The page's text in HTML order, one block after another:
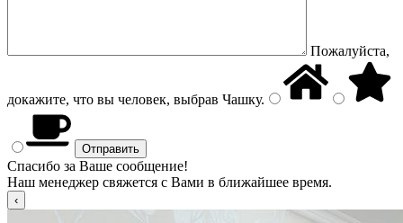
Пожалуйста,
докажите, что вы человек, выбрав Чашку.
Спасибо за Ваше сообщение!
Наш менеджер свяжется с Вами в ближайшее время.